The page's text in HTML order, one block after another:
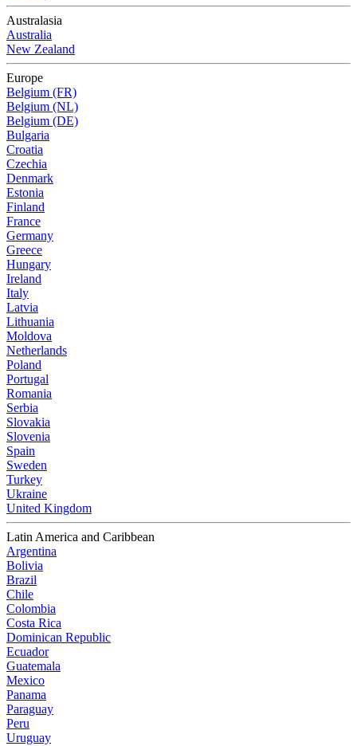
Australasia
Australia
New Zealand
Europe
Belgium (FR)
Belgium (NL)
Belgium (DE)
Bulgaria
Croatia
Czechia
Denmark
Estonia
Finland
France
Germany
Greece
Hungary
Ireland
Italy
Latvia
Lithuania
Moldova
Netherlands
Poland
Portugal
Romania
Serbia
Slovakia
Slovenia
Spain
Sweden
Turkey
Ukraine
United Kingdom
Latin America and Caribbean
Argentina
Bolivia
Brazil
Chile
Colombia
Costa Rica
Dominican Republic
Ecuador
Guatemala
Mexico
Panama
Paraguay
Peru
Uruguay